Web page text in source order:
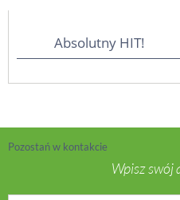
Absolutny HIT!
Pozostań w kontakcie
Wpisz swój